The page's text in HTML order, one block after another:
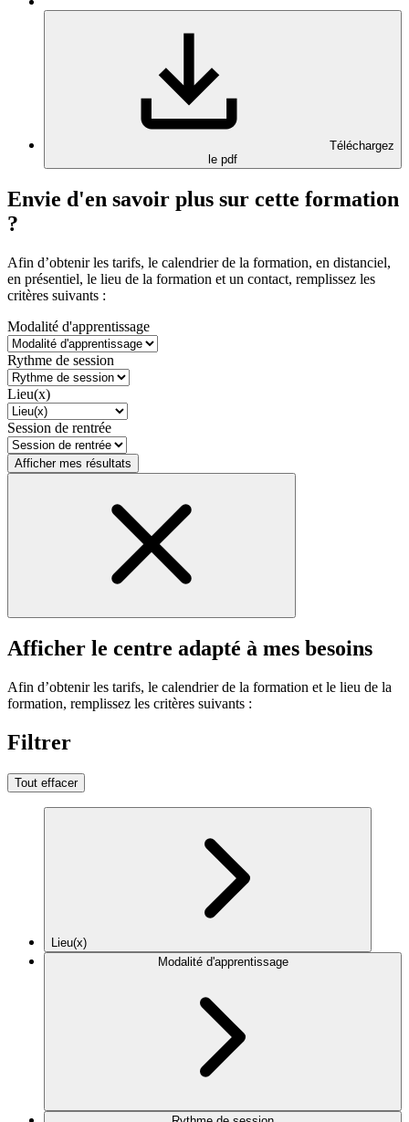
Téléchargez
le pdf
Envie d'en savoir plus sur cette formation
?
Afin d’obtenir les tarifs, le calendrier de la formation, en distanciel,
en présentiel, le lieu de la formation et un contact, remplissez les
critères suivants :
Modalité d'apprentissage
Rythme de session
Lieu(x)
Session de rentrée
Afficher mes résultats
Afficher le centre adapté à mes besoins
Afin d’obtenir les tarifs, le calendrier de la formation et le lieu de la
formation, remplissez les critères suivants :
Filtrer
Tout effacer
Lieu(x)
Modalité d'apprentissage